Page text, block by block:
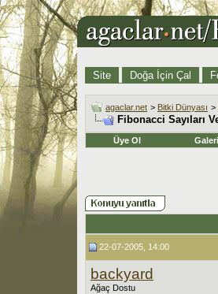
Site Doğa İçin Çal
agaclar.net > Bitki Dünyası >
Fibonacci Sayıları
Üye Ol Galeri
22-07-2005, 14:00
backyard
Ağaç Dostu